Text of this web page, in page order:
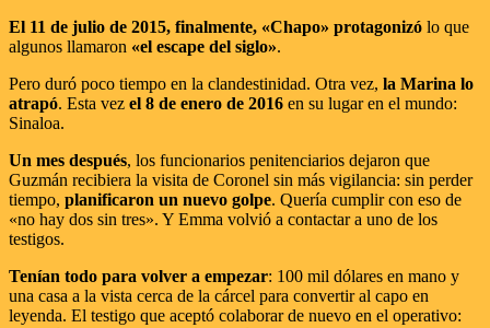
El 11 de julio de 2015, finalmente, «Chapo» protagonizó lo que
algunos llamaron «el escape del siglo».
Pero duró poco tiempo en la clandestinidad. Otra vez, la Marina lo
atrapó. Esta vez el 8 de enero de 2016 en su lugar en el mundo:
Sinaloa.
Un mes después, los funcionarios penitenciarios dejaron que
Guzmán recibiera la visita de Coronel sin más vigilancia: sin perder
tiempo, planificaron un nuevo golpe. Quería cumplir con eso de
«no hay dos sin tres». Y Emma volvió a contactar a uno de los
testigos.
Tenían todo para volver a empezar: 100 mil dólares en mano y
una casa a la vista cerca de la cárcel para convertir al capo en
leyenda. El testigo que aceptó colaborar de nuevo en el operativo: